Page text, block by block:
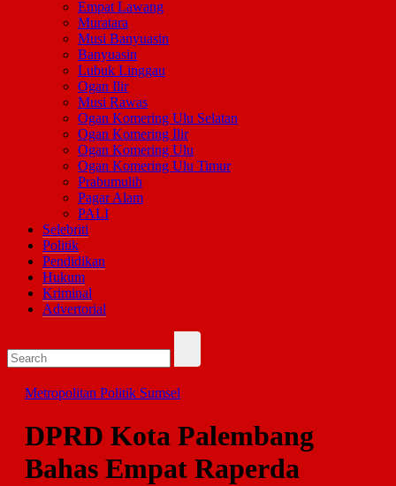
Empat Lawang
Muratara
Musi Banyuasin
Banyuasin
Lubuk Linggau
Ogan Ilir
Musi Rawas
Ogan Komering Ulu Selatan
Ogan Komering Ilir
Ogan Komering Ulu
Ogan Komering Ulu Timur
Prabumulih
Pagar Alam
PALI
Selebriti
Politik
Pendidikan
Hukum
Kriminal
Advertorial
Metropolitan Politik Sumsel
DPRD Kota Palembang
Bahas Empat Raperda